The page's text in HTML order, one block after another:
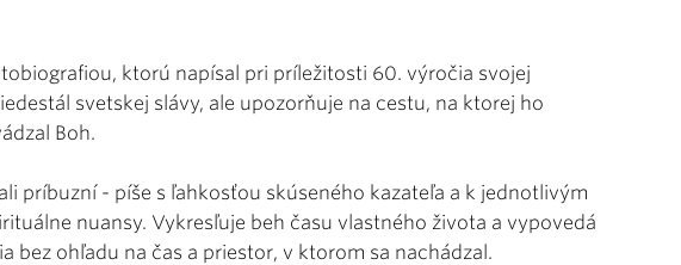
ktorú napísal pri príležitosti 60. výročia svojej
svetskej slávy, ale upozorňuje na cestu, na ktorej ho
Boh.
príbuzní - píše s ľahkosťou skúseného kazateľa a k jednotlivým
nuansy. Vykresľuje beh času vlastného života a vypovedá
bez ohľadu na čas a priestor, v ktorom sa nachádzal.